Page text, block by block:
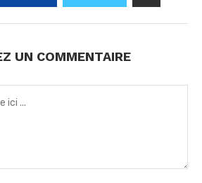
UN COMMENTAIRE